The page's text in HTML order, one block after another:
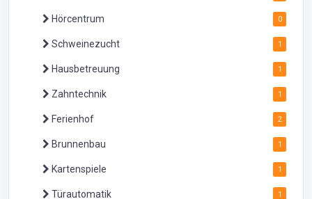
Hörcentrum 0
Schweinezucht 1
Hausbetreuung 1
Zahntechnik 1
Ferienhof 2
Brunnenbau 1
Kartenspiele 1
Türautomatik 1